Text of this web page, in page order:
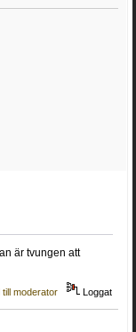
är tvungen att
till moderator Loggat